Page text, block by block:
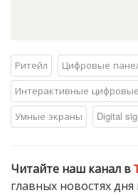
Ритейл
Цифровые
Интерактивные
Умные экраны
Digital
Читайте наш канал в
главных новостях